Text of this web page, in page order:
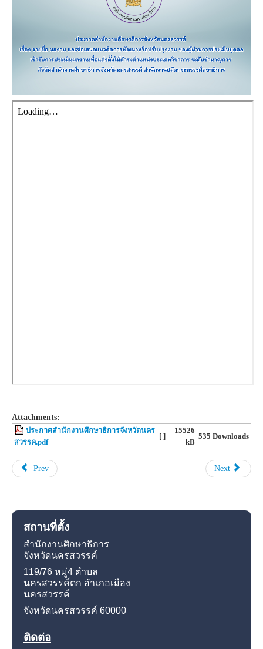
Attachments:
ประกาศสำนักงานศึกษาธิการจังหวัดนคร
สวรรค.pdf
[ ]
15526
kB
535 Downloads
Prev Next
สถานที่ตั้ง
สำนักงานศึกษาธิการ
จังหวัดนครสวรรค์
119/76 หมู่4 ตำบล
นครสวรรค์ตก อำเภอเมือง
นครสวรรค์
จังหวัดนครสวรรค์ 60000
ติดต่อ